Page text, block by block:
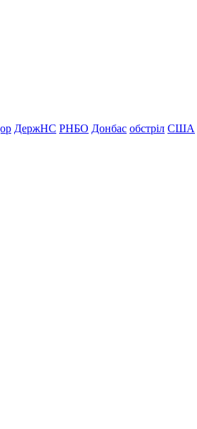
ДержНС РНБО Донбас обстріл США